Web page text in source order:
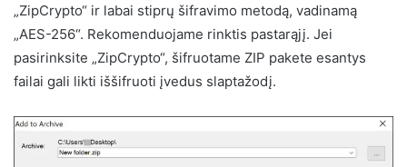
„ZipCrypto“ ir labai stiprų šifravimo metodą, vadinamą
„AES-256“. Rekomenduojame rinktis pastarąjį. Jei
pasirinksite „ZipCrypto“, šifruotame ZIP pakete esantys
failai gali likti iššifruoti įvedus slaptažodį.